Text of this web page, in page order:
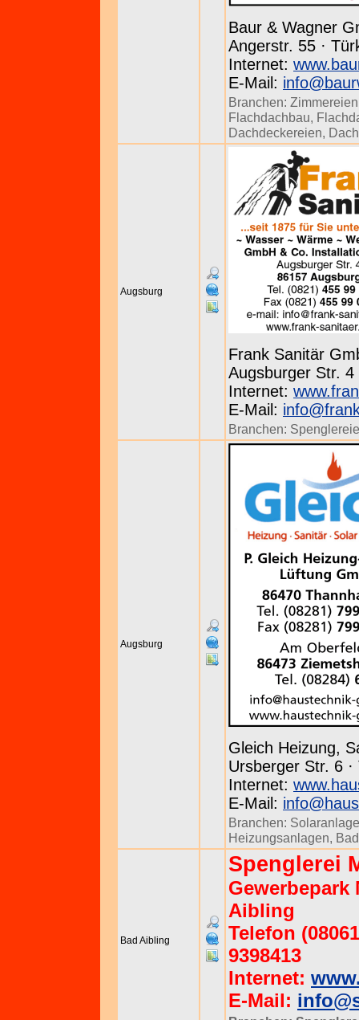
Baur & Wagner
Angerstr. 55 ·
Internet:
E-Mail:
Branchen: Zimmereien
Flachdachbau,
Dachdeckereien,
Augsburg
Frank Sanitär
Augsburger Str. 4
Internet:
E-Mail:
Branchen:
Augsburg
Gleich Heizung,
Ursberger Str. 6
Internet:
E-Mail:
Branchen:
Heizungsanlagen,
Bad Aibling
Spenglerei
Gewerbepark
Aibling
Telefon
9398413
Internet:
E-Mail: